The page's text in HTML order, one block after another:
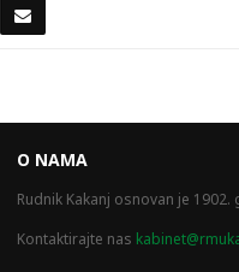
O NAMA
Rudnik Kakanj osnovan je
Kontaktirajte nas